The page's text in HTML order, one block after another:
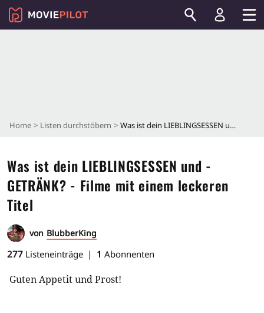
Home Listen durchstöbern Was ist dein LIEBLINGSESSEN und -GETRÄNK? - Filme mit einem leckeren Titel
Was ist dein LIEBLINGSESSEN und -
GETRÄNK? - Filme mit einem leckeren
Titel
von BlubberKing
277 Listeneinträge 1 Abonnenten
Guten Appetit und Prost!